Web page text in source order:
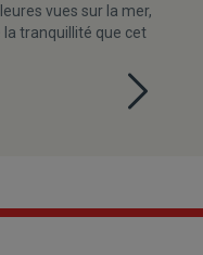
vues sur la mer,
tranquillité que cet